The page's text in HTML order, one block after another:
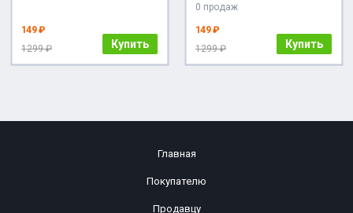
149 ₽
1299 ₽
Купить
0 продаж
149 ₽
1299 ₽
Купить
Главная
Покупателю
Продавцу